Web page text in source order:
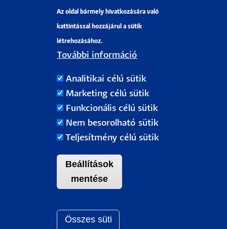
Pályázati projektek
H-7622 Pécs, Vasvári Pál utca. 4.
Tel.:+36-72/501-500
Rektori Kabinet: +36 30/787-2913
Az oldal bármely hivatkozására való
kattintással hozzájárul a sütik
létrehozásához.
További információ
Analitikai célú sütik
Marketing célú sütik
Funkcionális célú sütik
Nem besorolható sütik
Teljesítmény célú sütik
Beállítások
mentése
Összes süti